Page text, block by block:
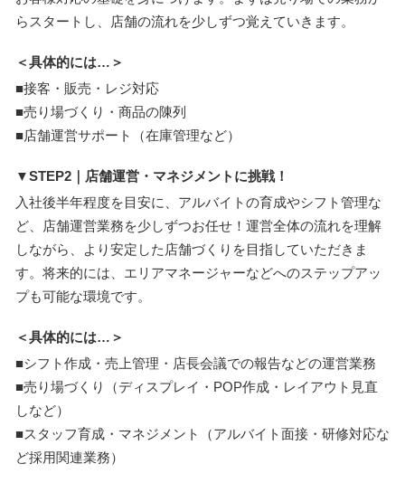
らスタートし、店舗の流れを少しずつ覚えていきます。
＜具体的には…＞
■接客・販売・レジ対応
■売り場づくり・商品の陳列
■店舗運営サポート（在庫管理など）
▼STEP2｜店舗運営・マネジメントに挑戦！
入社後半年程度を目安に、アルバイトの育成やシフト管理な
ど、店舗運営業務を少しずつお任せ！運営全体の流れを理解
しながら、より安定した店舗づくりを目指していただきま
す。将来的には、エリアマネージャーなどへのステップアッ
プも可能な環境です。
＜具体的には…＞
■シフト作成・売上管理・店長会議での報告などの運営業務
■売り場づくり（ディスプレイ・POP作成・レイアウト見直
しなど）
■スタッフ育成・マネジメント（アルバイト面接・研修対応な
ど採用関連業務）